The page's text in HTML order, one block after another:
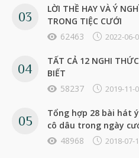
LỜI THỀ HAY VÀ Ý
TRONG TIỆC CƯỚI
62463
2022-06-
TẤT CẢ 12 NGHI
BIẾT
58237
2019-11-
Tổng hợp 28 bài hát
cô dâu trong ngày
48968
2018-07-